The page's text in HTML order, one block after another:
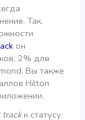
Так,
он
2% для
Вы также
Hilton
trackк статусу